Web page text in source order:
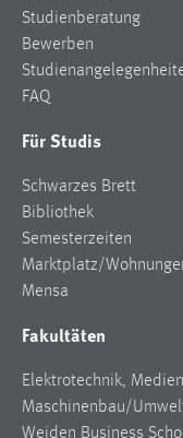
Studienberatung
Bewerben
FAQ
Für Studis
Schwarzes Brett
Bibliothek
Semesterzeiten
Marktplatz/
Mensa
Fakultäten
Elektrotechnik,
Maschinenbau/
Weiden Business
Plattformen
externen Medien